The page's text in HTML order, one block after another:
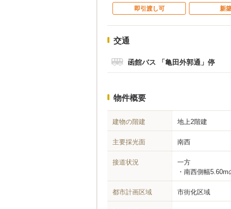
即引渡し可 新
交通
函館バス 「亀田外郭通」停
物件概要
建物の階建 地上2階建
主要採光面 南西
接道状況
一方
南西側幅5.60m
都市計画区域 市街化区域